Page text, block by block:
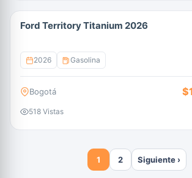
Ford Territory Titanium 2026
2026 Gasolina
Bogotá
518 Vistas
1 2 Siguiente ›